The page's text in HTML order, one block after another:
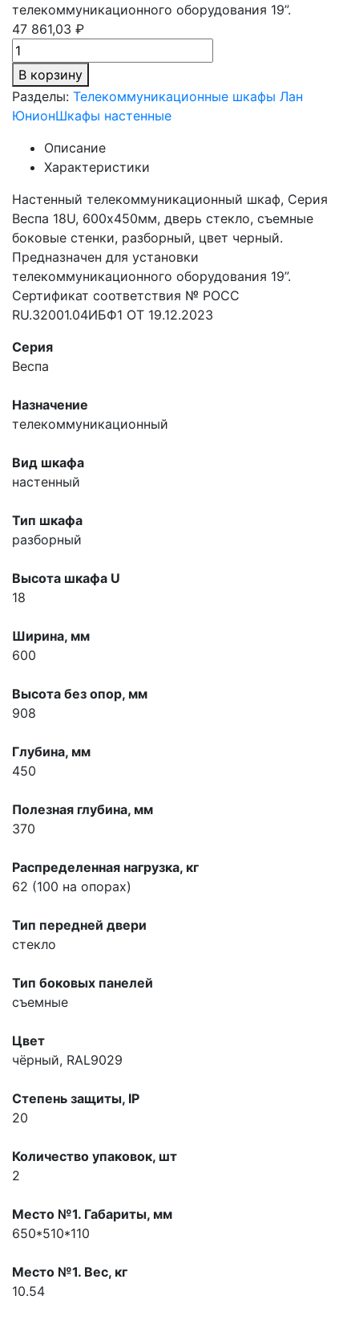
телекоммуникационного оборудования 19”.
47 861,03 ₽
В корзину
Разделы: Телекоммуникационные шкафы Лан
ЮнионШкафы настенные
Описание
Характеристики
Настенный телекоммуникационный шкаф, Серия
Веспа 18U, 600х450мм, дверь стекло, съемные
боковые стенки, разборный, цвет черный.
Предназначен для установки
телекоммуникационного оборудования 19”.
Сертификат соответствия № РОСС
RU.32001.04ИБФ1 ОТ 19.12.2023
Серия
Веспа
Назначение
телекоммуникационный
Вид шкафа
настенный
Тип шкафа
разборный
Высота шкафа U
18
Ширина, мм
600
Высота без опор, мм
908
Глубина, мм
450
Полезная глубина, мм
370
Распределенная нагрузка, кг
62 (100 на опорах)
Тип передней двери
стекло
Тип боковых панелей
съемные
Цвет
чёрный, RAL9029
Степень защиты, IP
20
Количество упаковок, шт
2
Место №1. Габариты, мм
650*510*110
Место №1. Вес, кг
10.54